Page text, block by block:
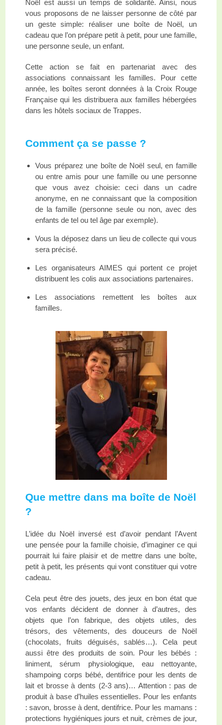
Noël est aussi un temps de solidarité. Ainsi, nous
vous proposons de ne laisser personne de côté par
un geste simple: réaliser une boîte de Noël, un
cadeau que l’on prépare petit à petit, pour une famille,
une personne seule, un enfant.
Cette action se fait en partenariat avec des
associations connaissant les familles. Pour cette
année, les boîtes seront données à la Croix Rouge
Française qui les distribuera aux familles hébergées
dans les hôtels sociaux de Trappes.
Comment ça se passe ?
Vous préparez une boîte de Noël seul, en famille
ou entre amis pour une famille ou une personne
que vous avez choisie: ceci dans un cadre
anonyme, en ne connaissant que la composition
de la famille (personne seule ou non, avec des
enfants de tel ou tel âge par exemple).
Vous la déposez dans un lieu de collecte qui vous
sera précisé.
Les organisateurs AIMES qui portent ce projet
distribuent les colis aux associations partenaires.
Les associations remettent les boîtes aux
familles.
Que mettre dans ma boîte de Noël
?
L’idée du Noël inversé est d’avoir pendant l’Avent
une pensée pour la famille choisie, d’imaginer ce qui
pourrait lui faire plaisir et de mettre dans une boîte,
petit à petit, les présents qui vont constituer qui votre
cadeau.
Cela peut être des jouets, des jeux en bon état que
vos enfants décident de donner à d’autres, des
objets que l’on fabrique, des objets utiles, des
trésors, des vêtements, des douceurs de Noël
(chocolats, fruits déguisés, sablés…). Cela peut
aussi être des produits de soin. Pour les bébés :
liniment, sérum physiologique, eau nettoyante,
shampoing corps bébé, dentifrice pour les dents de
lait et brosse à dents (2-3 ans)… Attention : pas de
produit à base d’huiles essentielles. Pour les enfants
: savon, brosse à dent, dentifrice. Pour les mamans :
protections hygiéniques jours et nuit, crèmes de jour,